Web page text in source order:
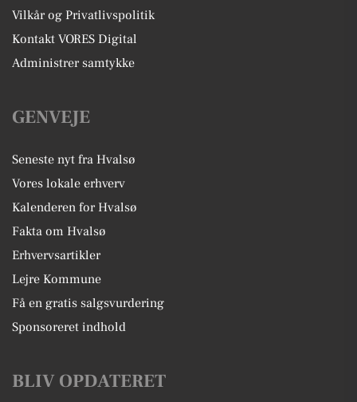
Vilkår og Privatlivspolitik
Kontakt VORES Digital
Administrer samtykke
GENVEJE
Seneste nyt fra Hvalsø
Vores lokale erhverv
Kalenderen for Hvalsø
Fakta om Hvalsø
Erhvervsartikler
Lejre Kommune
Få en gratis salgsvurdering
Sponsoreret indhold
BLIV OPDATERET